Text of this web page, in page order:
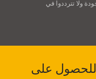
اشترك في نشرة ANKO للحصول على